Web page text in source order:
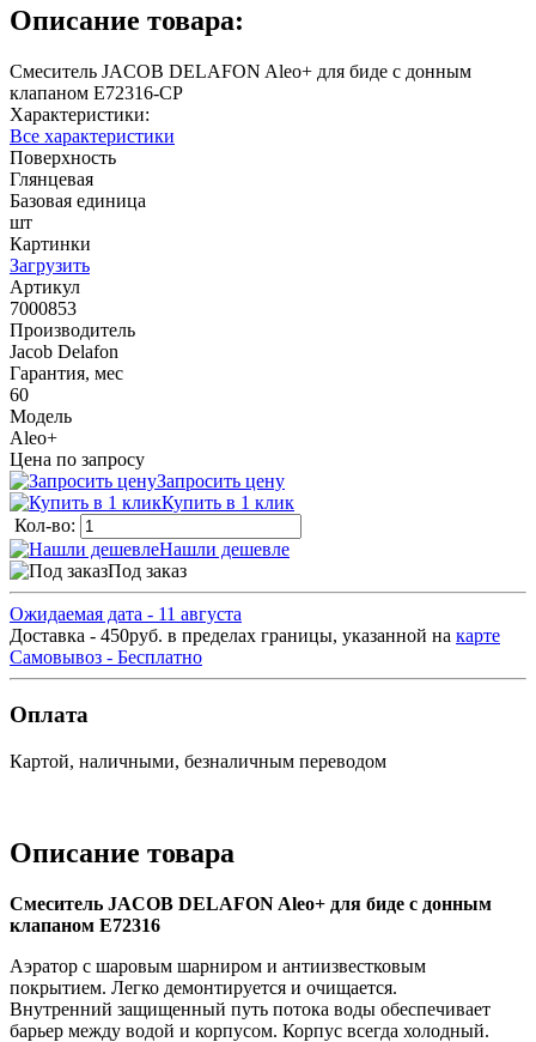
Описание товара:
Смеситель JACOB DELAFON Aleo+ для биде с донным
клапаном E72316-CP
Характеристики:
Все характеристики
Поверхность
Глянцевая
Базовая единица
шт
Картинки
Загрузить
Артикул
7000853
Производитель
Jacob Delafon
Гарантия, мес
60
Модель
Aleo+
Цена по запросу
Запросить цену
Купить в 1 клик
Кол-во:
Нашли дешевле
Под заказ
Ожидаемая дата - 11 августа
Доставка - 450руб. в пределах границы, указанной на карте
Самовывоз - Бесплатно
Оплата
Картой, наличными, безналичным переводом
Описание товара
Смеситель JACOB DELAFON Aleo+ для биде с донным
клапаном E72316
Аэратор с шаровым шарниром и антиизвестковым
покрытием. Легко демонтируется и очищается.
Внутренний защищенный путь потока воды обеспечивает
барьер между водой и корпусом. Корпус всегда холодный.